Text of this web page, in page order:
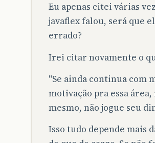
Eu apenas citei várias
javaflex falou, será que
errado?
Irei citar novamente o
"Se ainda continua com
motivação pra essa
mesmo, não jogue seu
Isso tudo depende mais